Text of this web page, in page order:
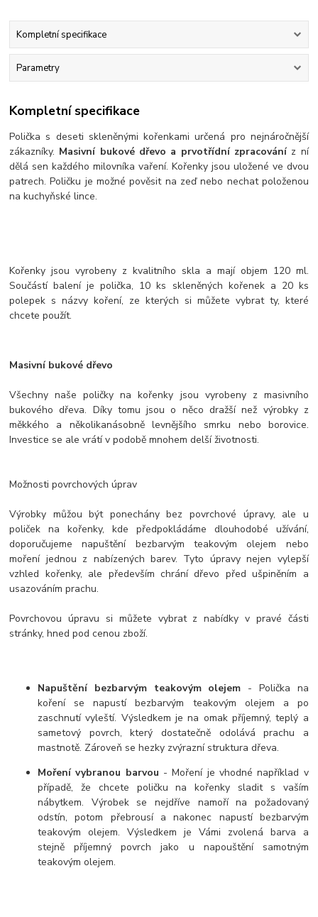
Kompletní specifikace
Parametry
Kompletní specifikace
Polička s deseti skleněnými kořenkami určená pro nejnáročnější
zákazníky. Masivní bukové dřevo a prvotřídní zpracováníz ní
dělá sen každého milovníka vaření. Kořenky jsou uložené ve dvou
patrech. Poličku je možné pověsit na zeď nebo nechat položenou
na kuchyňské lince.
Kořenky jsou vyrobeny z kvalitního skla a mají objem 120 ml.
Součástí balení je polička, 10 ks skleněných kořenek a 20 ks
polepek s názvy koření, ze kterých si můžete vybrat ty, které
chcete použít.
Masivní bukové dřevo
Všechny naše poličky na kořenky jsou vyrobeny z masivního
bukového dřeva. Díky tomu jsou o něco dražší než výrobky z
měkkého a několikanásobně levnějšího smrku nebo borovice.
Investice se ale vrátí v podobě mnohem delší životnosti.
Možnosti povrchových úprav
Výrobky můžou být ponechány bez povrchové úpravy, ale u
poliček na kořenky, kde předpokládáme dlouhodobé užívání,
doporučujeme napuštění bezbarvým teakovým olejem nebo
moření jednou z nabízených barev. Tyto úpravy nejen vylepší
vzhled kořenky, ale především chrání dřevo před ušpiněním a
usazováním prachu.
Povrchovou úpravu si můžete vybrat z nabídky v pravé části
stránky, hned pod cenou zboží.
Napuštění bezbarvým teakovým olejem - Polička na
koření se napustí bezbarvým teakovým olejem a po
zaschnutí vyleští. Výsledkem je na omak příjemný, teplý a
sametový povrch, který dostatečně odolává prachu a
mastnotě. Zároveň se hezky zvýrazní struktura dřeva.
Moření vybranou barvou - Moření je vhodné například v
případě, že chcete poličku na kořenky sladit s vaším
nábytkem. Výrobek se nejdříve namoří na požadovaný
odstín, potom přebrousí a nakonec napustí bezbarvým
teakovým olejem. Výsledkem je Vámi zvolená barva a
stejně příjemný povrch jako u napouštění samotným
teakovým olejem.